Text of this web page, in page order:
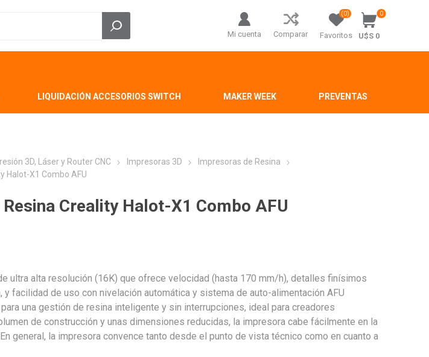
Mi cuenta Comparar Favoritos
(0) 0
U$S 0
LIQUIDACIÓN ACCESORIOS SWITCH MAKER WEEK PREVENTAS
3D, Láser y Router CNC Impresoras 3D
Impresoras de Resina
Halot-X1 Combo AFU
Creality Halot-X1 Combo AFU
ultra alta resolución (16K) que ofrece velocidad (hasta 170 mm/h), detalles finísimos
y facilidad de uso con nivelación automática y sistema de auto-alimentación AFU
una gestión de resina inteligente y sin interrupciones, ideal para creadores
de construcción y unas dimensiones reducidas, la impresora cabe fácilmente en la
general, la impresora convence tanto desde el punto de vista técnico como en cuanto a